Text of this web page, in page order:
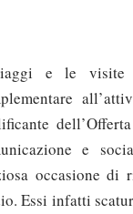
e le visite
e
occasione di
Essi infatti